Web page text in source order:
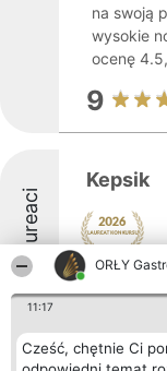
ORŁY
11:17
Cześć, chętnie Ci
na swoją
wysokie
ocenę
9
Laureaci
Kepsik
8